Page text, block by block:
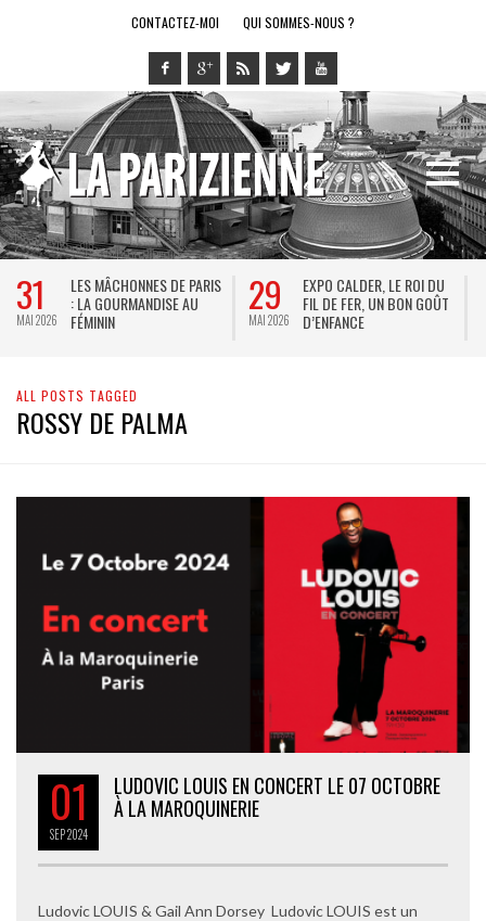
CONTACTEZ-MOI QUI SOMMES-NOUS ?
31
MAI 2026
LES MÂCHONNES DE PARIS
: LA GOURMANDISE AU
FÉMININ
29
MAI 2026
EXPO CALDER, LE ROI DU
FIL DE FER, UN BON GOÛT
D’ENFANCE
ALL POSTS TAGGED
ROSSY DE PALMA
01
SEP2024
LUDOVIC LOUIS EN CONCERT LE 07 OCTOBRE
À LA MAROQUINERIE
Ludovic LOUIS & Gail Ann Dorsey Ludovic LOUIS est un